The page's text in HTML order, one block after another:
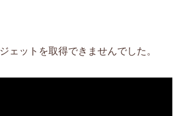
ェットを取得できませんでした。